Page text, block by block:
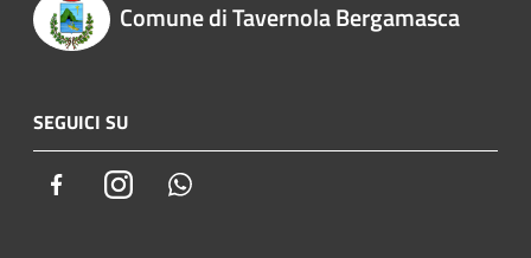
Comune di Tavernola Bergamasca
SEGUICI SU
FacebookInstagram